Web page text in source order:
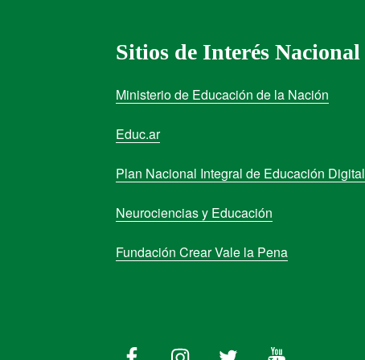
Sitios de Interés Nacional
Ministerio de Educación de la Nación
Educ.ar
Plan Nacional Integral de Educación Digital
Neurociencias y Educación
Fundación Crear Vale la Pena